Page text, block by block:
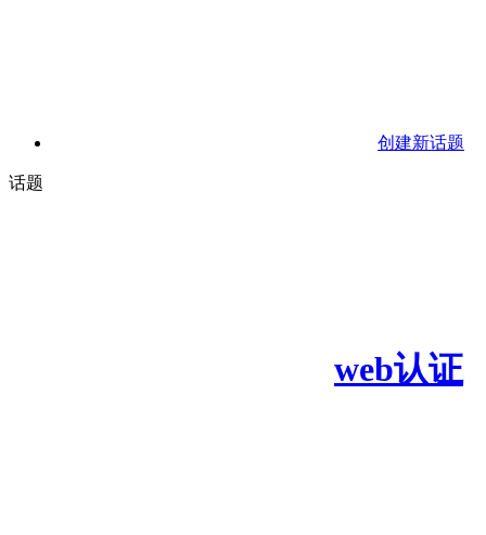
创建新话题
话题
web认证